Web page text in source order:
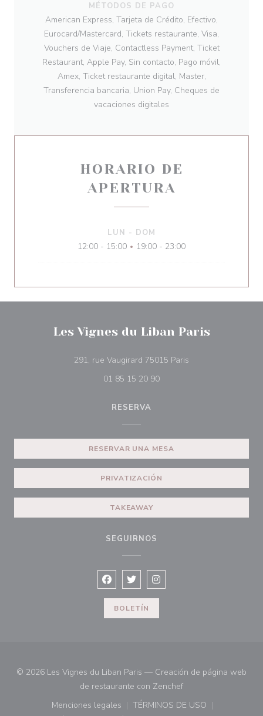
MÉTODOS DE PAGO
American Express, Tarjeta de Crédito, Efectivo,
Eurocard/Mastercard, Tickets restaurante, Visa,
Vouchers de Viaje, Contactless Payment, Ticket
Restaurant, Apple Pay, Sin contacto, Pago móvil,
Amex, Ticket restaurante digital, Master,
Transferencia bancaria, Union Pay, Cheques de
vacaciones digitales
HORARIO DE
APERTURA
LUN - DOM
12:00 - 15:00 • 19:00 - 23:00
Les Vignes du Liban Paris
291, rue Vaugirard 75015 Paris
01 85 15 20 90
RESERVA
RESERVAR UNA MESA
PRIVATIZACIÓN
TAKEAWAY
SEGUIRNOS
Facebook ((abre en una nueva
Twitter ((abre en una nueva
Instagram ((abre en una
BOLETÍN
© 2026 Les Vignes du Liban Paris — Creación de página web
de restaurante con Zenchef((abre en una nueva
Menciones legales
((abre en una nueva ventana))
TÉRMINOS DE USO
((abre en una nueva